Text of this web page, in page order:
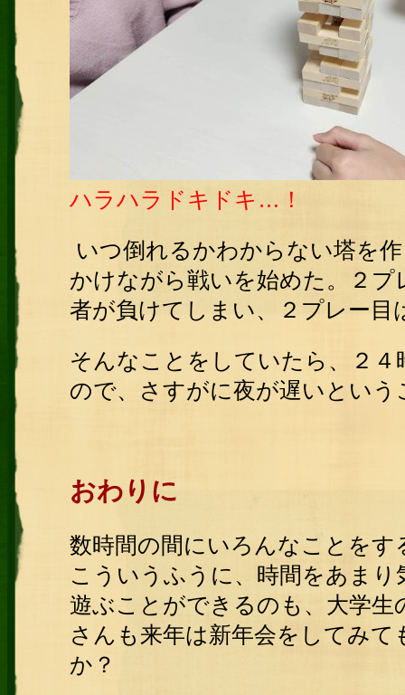
ハラハラドキドキ…！
いつ倒れるかわからない塔を
かけながら戦いを始めた。２
者が負けてしまい、２プレー目
そんなことをしていたら、２
ので、さすがに夜が遅いとい
おわりに
数時間の間にいろんなことを
こういうふうに、時間をあま
遊ぶことができるのも、大学
さんも来年は新年会をしてみ
か？